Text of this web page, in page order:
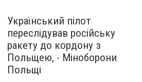
Український пілот
переслідував російську
ракету до кордону з
Польщею, - Міноборони
Польщі